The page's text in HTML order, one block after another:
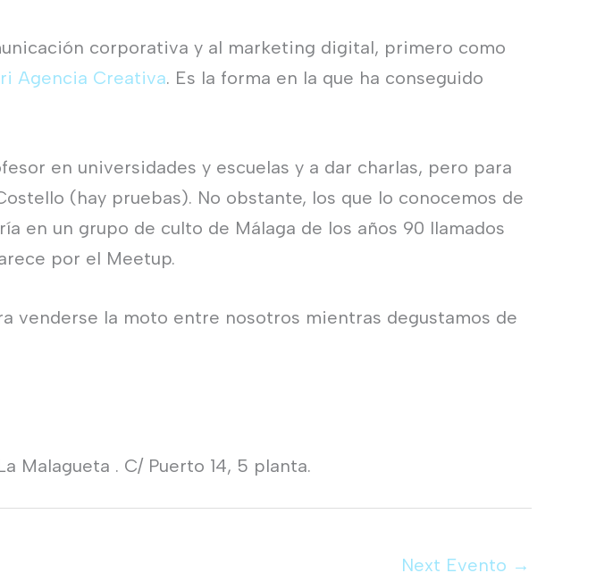
corporativa y al marketing digital, primero como
Agencia Creativa. Es la forma en la que ha conseguido
en universidades y escuelas y a dar charlas, pero para
(hay pruebas). No obstante, los que lo conocemos de
en un grupo de culto de Málaga de los años 90 llamados
por el Meetup.
venderse la moto entre nosotros mientras degustamos de
Malagueta . C/ Puerto 14, 5 planta.
Next Evento →